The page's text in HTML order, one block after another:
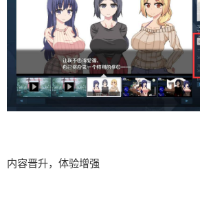
内容晋升，体验增强